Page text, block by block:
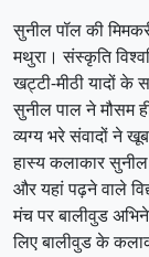
सुनील पॉल की
मथुरा। संस्कृति
खट्टी-मीठी यादों के
सुनील पाल ने मौसम
व्यग्य भरे संवादों ने
हास्य कलाकार
और यहां पढ़ने वाले
मंच पर बालीवुड
लिए बालीवुड के